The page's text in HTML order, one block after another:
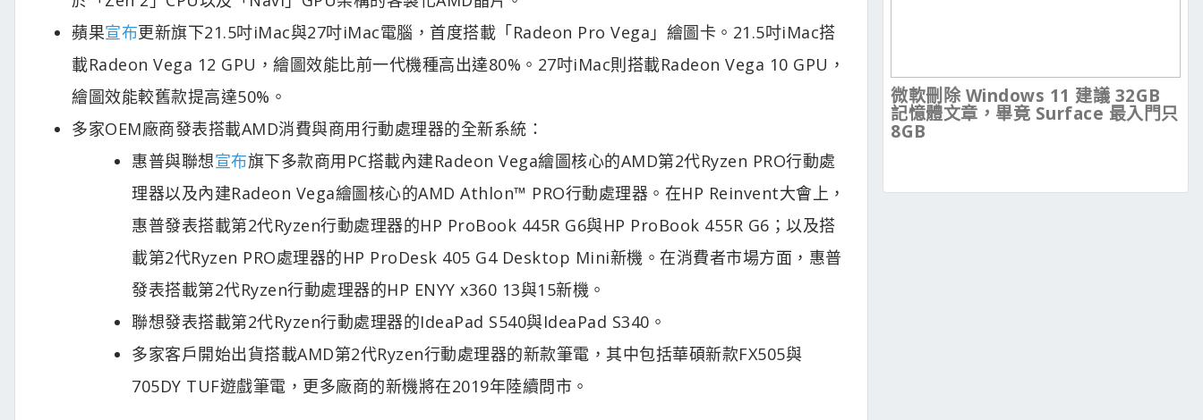
蘋果宣布更新旗下21.5吋iMac與27吋iMac電腦，首度搭載「Radeon Pro Vega」繪圖卡。21.5吋iMac搭
載Radeon Vega 12 GPU，繪圖效能比前一代機種高出達80%。27吋iMac則搭載Radeon Vega 10 GPU，
繪圖效能較舊款提高達50%。
多家OEM廠商發表搭載AMD消費與商用行動處理器的全新系統：
惠普與聯想宣布旗下多款商用PC搭載內建Radeon Vega繪圖核心的AMD第2代Ryzen PRO行動處
理器以及內建Radeon Vega繪圖核心的AMD Athlon™ PRO行動處理器。在HP Reinvent大會上，
惠普發表搭載第2代Ryzen行動處理器的HP ProBook 445R G6與HP ProBook 455R G6；以及搭
載第2代Ryzen PRO處理器的HP ProDesk 405 G4 Desktop Mini新機。在消費者市場方面，惠普
發表搭載第2代Ryzen行動處理器的HP ENYY x360 13與15新機。
聯想發表搭載第2代Ryzen行動處理器的IdeaPad S540與IdeaPad S340。
多家客戶開始出貨搭載AMD第2代Ryzen行動處理器的新款筆電，其中包括華碩新款FX505與
705DY TUF遊戲筆電，更多廠商的新機將在2019年陸續問市。
微軟刪除 Windows 11 建議 32GB
記憶體文章，畢竟 Surface 最入門只
8GB